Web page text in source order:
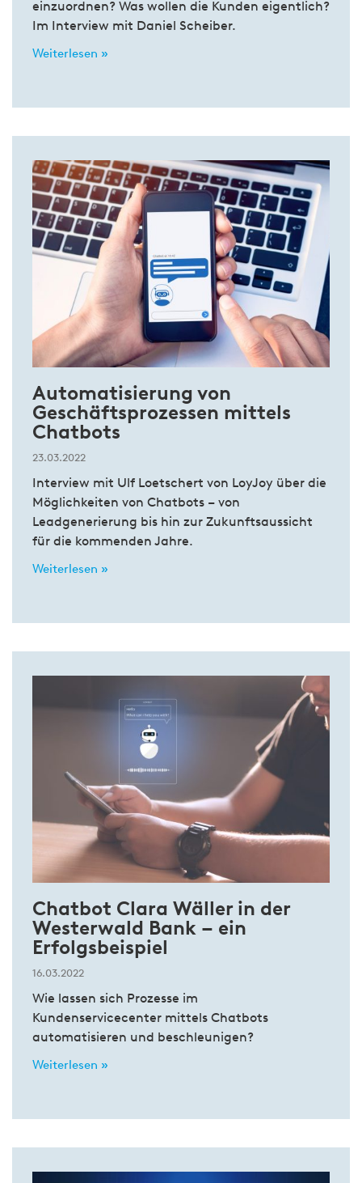
einzuordnen? Was wollen die Kunden eigentlich?
Im Interview mit Daniel Scheiber.
Weiterlesen »
Automatisierung von
Geschäftsprozessen mittels
Chatbots
23.03.2022
Interview mit Ulf Loetschert von LoyJoy über die
Möglichkeiten von Chatbots – von
Leadgenerierung bis hin zur Zukunftsaussicht
für die kommenden Jahre.
Weiterlesen »
Chatbot Clara Wäller in der
Westerwald Bank – ein
Erfolgsbeispiel
16.03.2022
Wie lassen sich Prozesse im
Kundenservicecenter mittels Chatbots
automatisieren und beschleunigen?
Weiterlesen »